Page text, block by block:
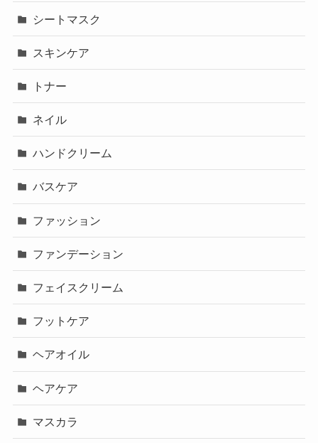
シートマスク
スキンケア
トナー
ネイル
ハンドクリーム
バスケア
ファッション
ファンデーション
フェイスクリーム
フットケア
ヘアオイル
ヘアケア
マスカラ